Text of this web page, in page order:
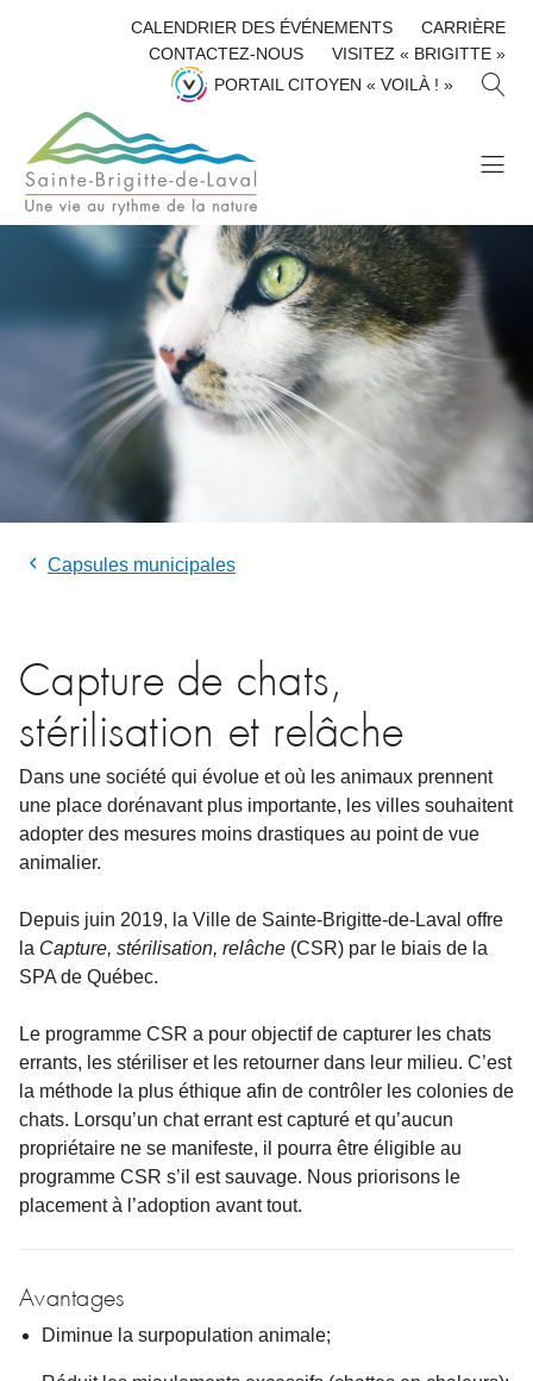
CALENDRIER DES ÉVÉNEMENTS
CARRIÈRE
CONTACTEZ-NOUS
VISITEZ « BRIGITTE »
PORTAIL CITOYEN « VOILÀ ! »
H
Capsules municipales
Capture de chats,
stérilisation et relâche
Dans une société qui évolue et où les animaux prennent
une place dorénavant plus importante, les villes souhaitent
adopter des mesures moins drastiques au point de vue
animalier.
Depuis juin 2019, la Ville de Sainte-Brigitte-de-Laval offre
la Capture, stérilisation, relâche (CSR) par le biais de la
SPA de Québec.
Le programme CSR a pour objectif de capturer les chats
errants, les stériliser et les retourner dans leur milieu. C’est
la méthode la plus éthique afin de contrôler les colonies de
chats. Lorsqu’un chat errant est capturé et qu’aucun
propriétaire ne se manifeste, il pourra être éligible au
programme CSR s’il est sauvage. Nous priorisons le
placement à l’adoption avant tout.
Avantages
Diminue la surpopulation animale;